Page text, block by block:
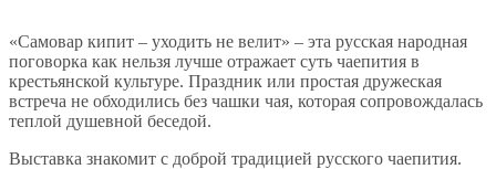
«Самовар кипит – уходить не велит» – эта русская народная
поговорка как нельзя лучше отражает суть чаепития в
крестьянской культуре. Праздник или простая дружеская
встреча не обходились без чашки чая, которая сопровождалась
теплой душевной беседой.
Выставка знакомит с доброй традицией русского чаепития.